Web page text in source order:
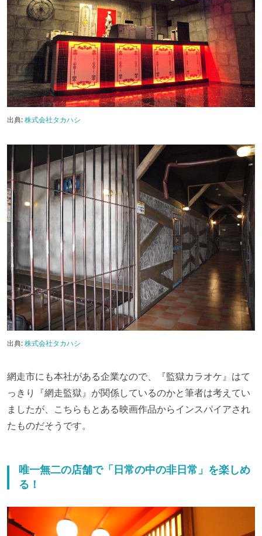
出典:株式会社タカハシ
出典:株式会社タカハシ
網走市にも本社がある企業なので、『監獄カラオケ』はて
っきり『網走監獄』が関係しているのかと筆者は考えてい
ましたが、こちらもとある映画作品からインスパイアされ
たものだそうです。
唯一無二の店舗で「日常の中の非日常」を楽しめ
る！